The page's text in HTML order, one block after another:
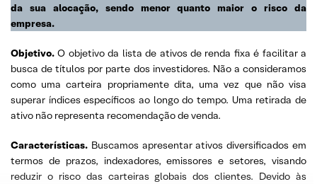
da sua alocação, sendo menor quanto maior o risco da
empresa.
Objetivo.O objetivo da lista de ativos de renda fixa é facilitar a
busca de títulos por parte dos investidores. Não a consideramos
como uma carteira propriamente dita, uma vez que não visa
superar índices específicos ao longo do tempo. Uma retirada de
ativo não representa recomendação de venda.
Características. Buscamos apresentar ativos diversificados em
termos de prazos, indexadores, emissores e setores, visando
reduzir o risco das carteiras globais dos clientes. Devido às